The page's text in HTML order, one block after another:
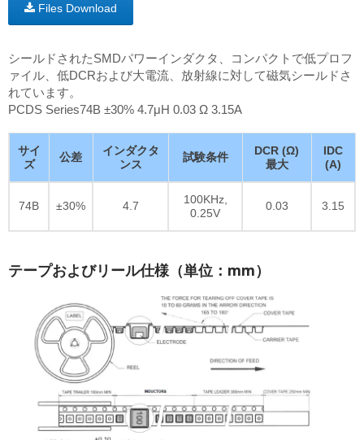
Files Download
シールドされたSMDパワーインダクタ、コンパクトで低プロフ
ァイル、低DCRおよび大電流、放射線に対して磁気シールドさ
れています。
PCDS Series74B ±30% 4.7μH 0.03 Ω 3.15A
サイ
ズ
公差
インダクタ
ンス
試験条件
DCR (Ω)
最大
IDC
(A)
74B ±30% 4.7
100KHz,
0.25V
0.03 3.15
テープおよびリール仕様（単位：mm）